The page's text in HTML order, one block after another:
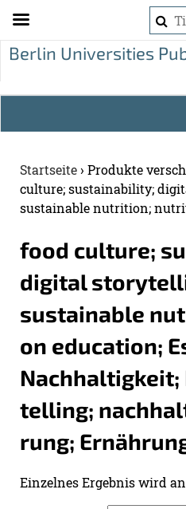
i
Startseite› Produkte
culture; sustainability;
sustainable nutrition;
food cul­tu­re;
di­gi­tal
sustainable
on edu­ca­ti­on;
tel­ling;
rung;
Ein­zel­nes Er­geb­nis wird